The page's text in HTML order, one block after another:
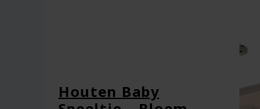
Houten Baby